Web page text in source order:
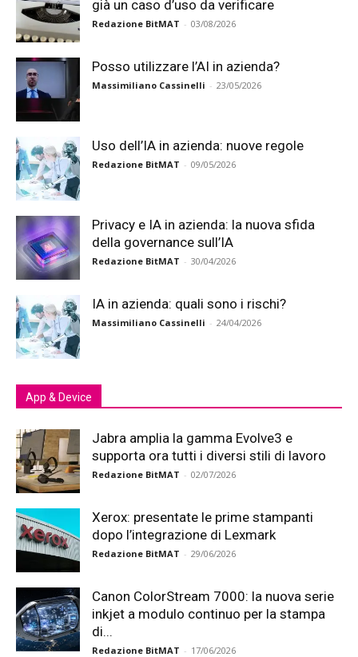
già un caso d’uso da verificare
Redazione BitMAT - 03/08/2026
Posso utilizzare l’AI in azienda?
Massimiliano Cassinelli - 23/05/2026
Uso dell’IA in azienda: nuove regole
Redazione BitMAT - 09/05/2026
Privacy e IA in azienda: la nuova sfida
della governance sull’IA
Redazione BitMAT - 30/04/2026
IA in azienda: quali sono i rischi?
Massimiliano Cassinelli - 24/04/2026
App & Device
Jabra amplia la gamma Evolve3 e
supporta ora tutti i diversi stili di lavoro
Redazione BitMAT - 02/07/2026
Xerox: presentate le prime stampanti
dopo l’integrazione di Lexmark
Redazione BitMAT - 29/06/2026
Canon ColorStream 7000: la nuova serie
inkjet a modulo continuo per la stampa
di...
Redazione BitMAT - 17/06/2026